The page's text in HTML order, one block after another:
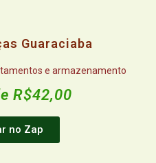
Guaraciaba
e armazenamento
R$42,00
no Zap